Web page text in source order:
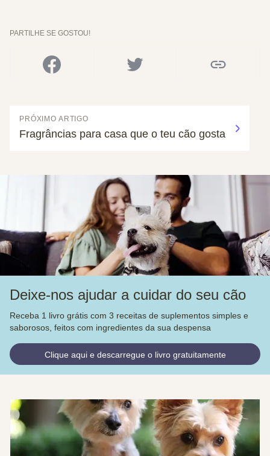
PARTILHE SE GOSTOU!
PRÓXIMO ARTIGO
Fragrâncias para casa que o teu cão gosta
Deixe-nos ajudar a cuidar do seu cão
Receba 1 livro grátis com 3 receitas de suplementos simples e
saborosos, feitos com ingredientes da sua despensa
Clique aqui e descarregue o livro gratuitamente